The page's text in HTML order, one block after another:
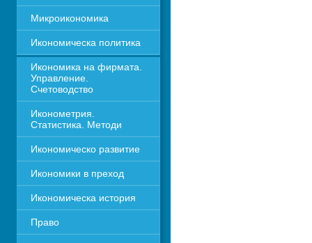
Микроикономика
Икономическа политика
Икономика на фирмата.
Управление.
Счетоводство
Иконометрия.
Статистика. Методи
Икономическо развитие
Икономики в преход
Икономическа история
Право